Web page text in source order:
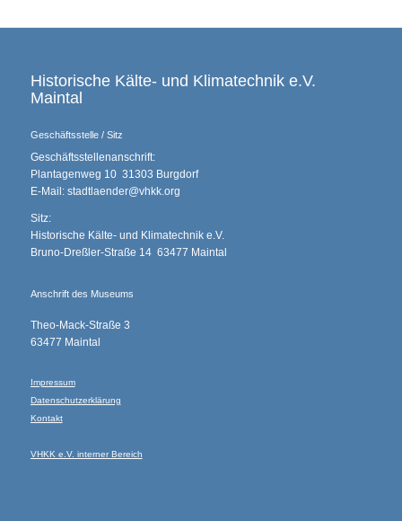
Historische Kälte- und Klimatechnik e.V.
Maintal
Geschäftsstelle / Sitz
Geschäftsstellenanschrift:
Plantagenweg 10 31303 Burgdorf
E-Mail: stadtlaender@vhkk.org
Sitz:
Historische Kälte- und Klimatechnik e.V.
Bruno-Dreßler-Straße 14 63477 Maintal
Anschrift des Museums
Theo-Mack-Straße 3
63477 Maintal
Impressum
Datenschutzerklärung
Kontakt
VHKK e.V. interner Bereich